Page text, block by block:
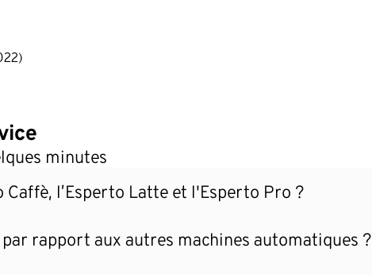
minutes
l’Esperto Latte et l'Esperto Pro ?
rapport aux autres machines automatiques ?